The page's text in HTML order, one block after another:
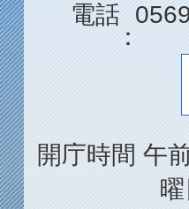
電話
開庁時間 午